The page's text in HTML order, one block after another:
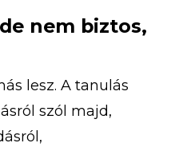
nem biztos,
lesz. A tanulás
szól majd,